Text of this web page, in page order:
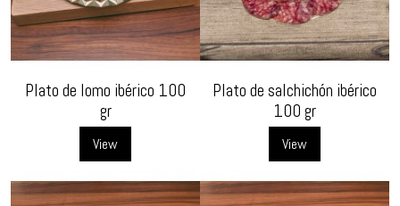
Plato de lomo ibérico 100
gr
View
Plato de salchichón ibérico
100 gr
View